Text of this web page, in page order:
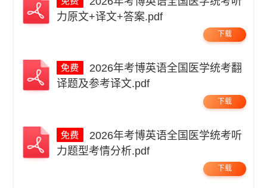
力原文+译文+答案.pdf
下载
译题及参考译文.pdf
下载
力题型考情分析.pdf
下载